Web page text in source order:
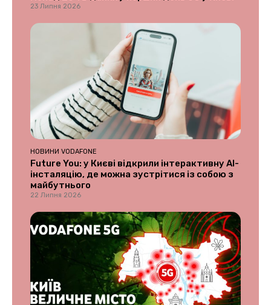
23 Липня 2026
НОВИНИ VODAFONE
Future You: у Києві відкрили інтерактивну AI-
інсталяцію, де можна зустрітися із собою з
майбутнього
22 Липня 2026